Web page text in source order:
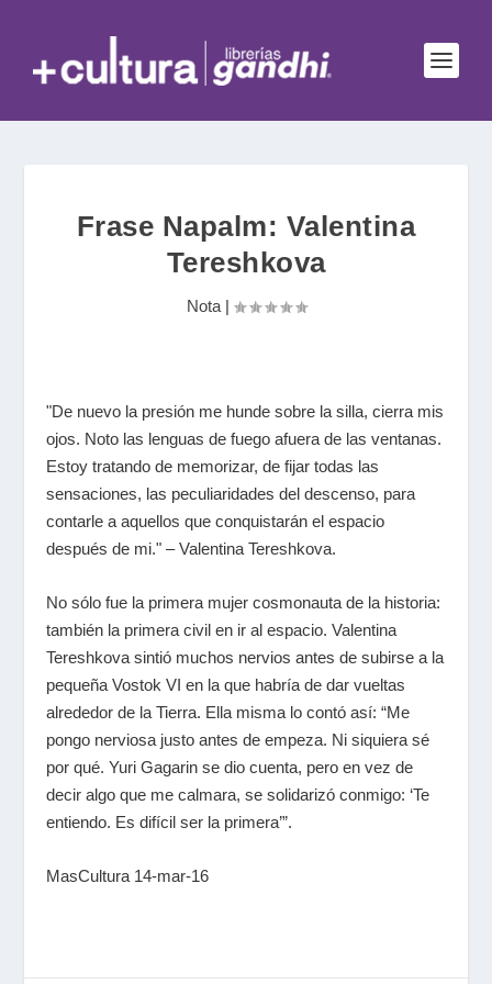
Frase Napalm: Valentina
Tereshkova
Nota|
"De nuevo la presión me hunde sobre la silla, cierra mis
ojos. Noto las lenguas de fuego afuera de las ventanas.
Estoy tratando de memorizar, de fijar todas las
sensaciones, las peculiaridades del descenso, para
contarle a aquellos que conquistarán el espacio
después de mi." – Valentina Tereshkova.
No sólo fue la primera mujer cosmonauta de la historia:
también la primera civil en ir al espacio. Valentina
Tereshkova sintió muchos nervios antes de subirse a la
pequeña Vostok VI en la que habría de dar vueltas
alrededor de la Tierra. Ella misma lo contó así: “Me
pongo nerviosa justo antes de empeza. Ni siquiera sé
por qué. Yuri Gagarin se dio cuenta, pero en vez de
decir algo que me calmara, se solidarizó conmigo: ‘Te
entiendo. Es difícil ser la primera’”.
MasCultura 14-mar-16